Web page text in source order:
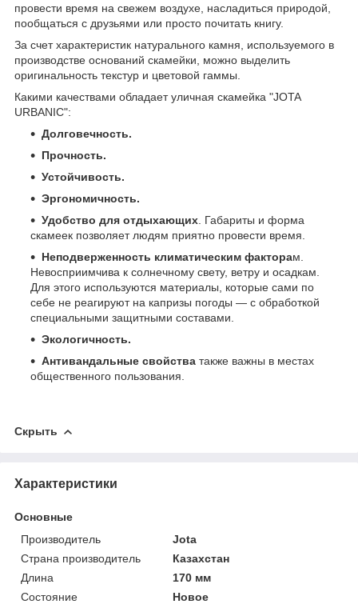
провести время на свежем воздухе, насладиться природой,
пообщаться с друзьями или просто почитать книгу.
За счет характеристик натурального камня, используемого в
производстве оснований скамейки, можно выделить
оригинальность текстур и цветовой гаммы.
Какими качествами обладает уличная скамейка "JOTA
URBANIC":
Долговечность.
Прочность.
Устойчивость.
Эргономичность.
Удобство для отдыхающих . Габариты и форма
скамеек позволяет людям приятно провести время.
Неподверженность климатическим факторам.
Невосприимчива к солнечному свету, ветру и осадкам.
Для этого используются материалы, которые сами по
себе не реагируют на капризы погоды — с обработкой
специальными защитными составами.
Экологичность.
Антивандальные свойства также важны в местах
общественного пользования.
Скрыть
Характеристики
Основные
Производитель
Jota
Страна производитель
Казахстан
Длина
170 мм
Состояние
Новое